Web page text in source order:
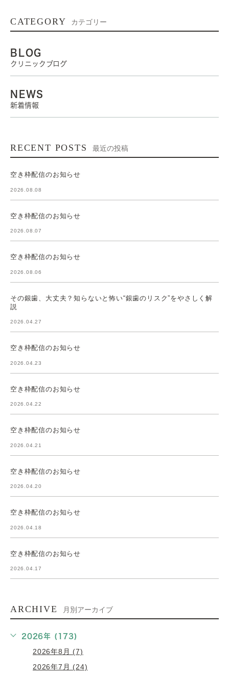
CATEGORY カテゴリー
BLOG
クリニックブログ
NEWS
新着情報
RECENT POSTS 最近の投稿
空き枠配信のお知らせ
2026.08.08
空き枠配信のお知らせ
2026.08.07
空き枠配信のお知らせ
2026.08.06
その銀歯、大丈夫？知らないと怖い“銀歯のリスク”をやさしく解
説
2026.04.27
空き枠配信のお知らせ
2026.04.23
空き枠配信のお知らせ
2026.04.22
空き枠配信のお知らせ
2026.04.21
空き枠配信のお知らせ
2026.04.20
空き枠配信のお知らせ
2026.04.18
空き枠配信のお知らせ
2026.04.17
ARCHIVE 月別アーカイブ
2026年 (173)
2026年8月 (7)
2026年7月 (24)